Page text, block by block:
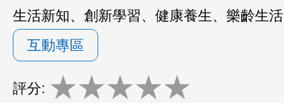
生活新知、創新學習、健康養生、樂齡生活
互動專區
評分: ★★★★★